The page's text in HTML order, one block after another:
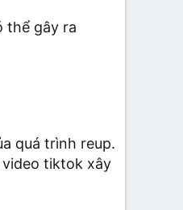
thể gây ra
quá trình reup.
tiktok xây